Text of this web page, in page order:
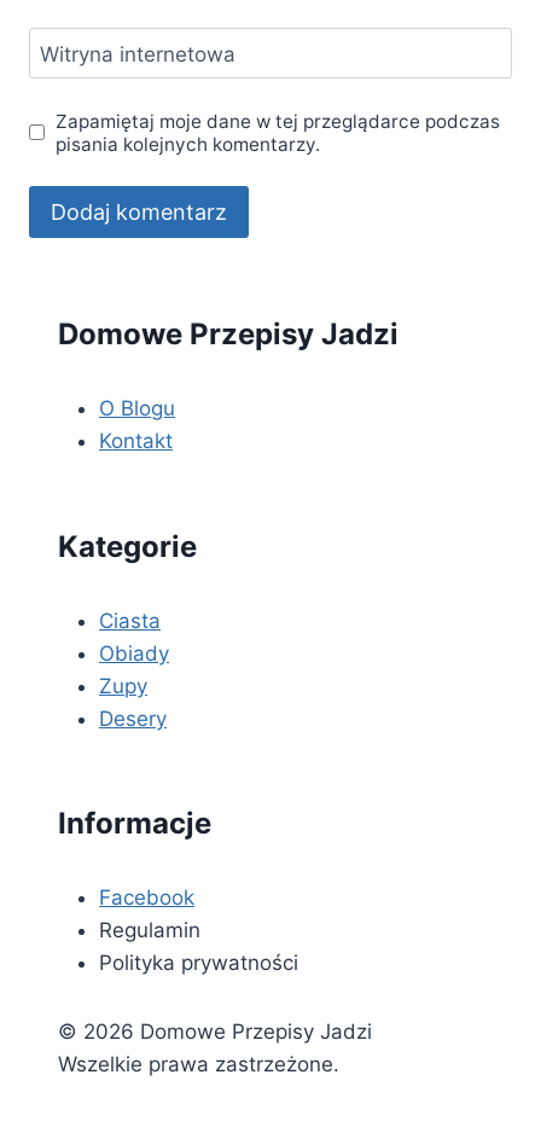
Witryna internetowa
Zapamiętaj moje dane w tej przeglądarce podczas
pisania kolejnych komentarzy.
Domowe Przepisy Jadzi
O Blogu
Kontakt
Kategorie
Ciasta
Obiady
Zupy
Desery
Informacje
Facebook
Regulamin
Polityka prywatności
© 2026 Domowe Przepisy Jadzi
Wszelkie prawa zastrzeżone.